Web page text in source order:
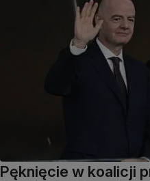
Pęknięcie w koalicji